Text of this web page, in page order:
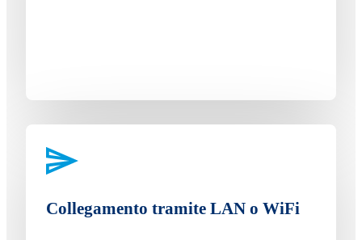
Collegamento tramite LAN o WiFi